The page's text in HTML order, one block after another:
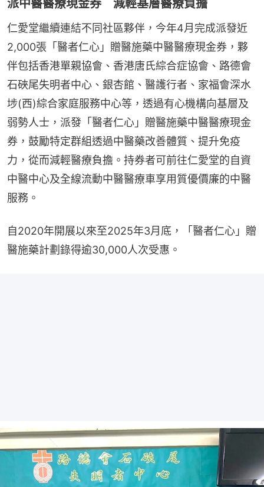
派中醫醫療現金券 減輕基層醫療負擔
仁愛堂繼續連結不同社區夥伴，今年4月完成派發近
2,000張「醫者仁心」贈醫施藥中醫醫療現金券，夥
伴包括香港單親協會、香港唐氏綜合症協會、路德會
石硤尾失明者中心、銀杏館、醫護行者、家福會深水
埗(西)綜合家庭服務中心等，透過有心機構向基層及
弱勢人士，派發「醫者仁心」贈醫施藥中醫醫療現金
券，鼓勵特定群組透過中醫藥改善體質、提升免疫
力，從而減輕醫療負擔。持券者可前往仁愛堂的自資
中醫中心及全線流動中醫醫療車享用質優價廉的中醫
服務。
自2020年開展以來至2025年3月底，「醫者仁心」贈
醫施藥計劃錄得逾30,000人次受惠。